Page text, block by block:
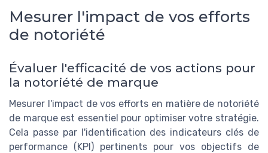
Mesurer l'impact de vos efforts
de notoriété
Évaluer l'efficacité de vos actions pour
la notoriété de marque
Mesurer l'impact de vos efforts en matière de notoriété
de marque est essentiel pour optimiser votre stratégie.
Cela passe par l'identification des indicateurs clés de
performance (KPI) pertinents pour vos objectifs de